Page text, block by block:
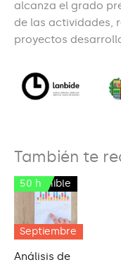
alcanza el grado
de las actividades,
proyectos
También te
Septiembre
Disponible
50 h
Análisis de